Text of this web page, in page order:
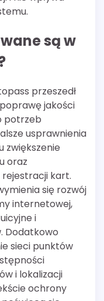
są w
przeszedł
jakości
potrzeb
usprawnienia
zwiększenie
oraz
rejestracji kart.
się rozwój
internetowej,
i
Dodatkowo
sieci punktów
i lokalizacji
ochrony